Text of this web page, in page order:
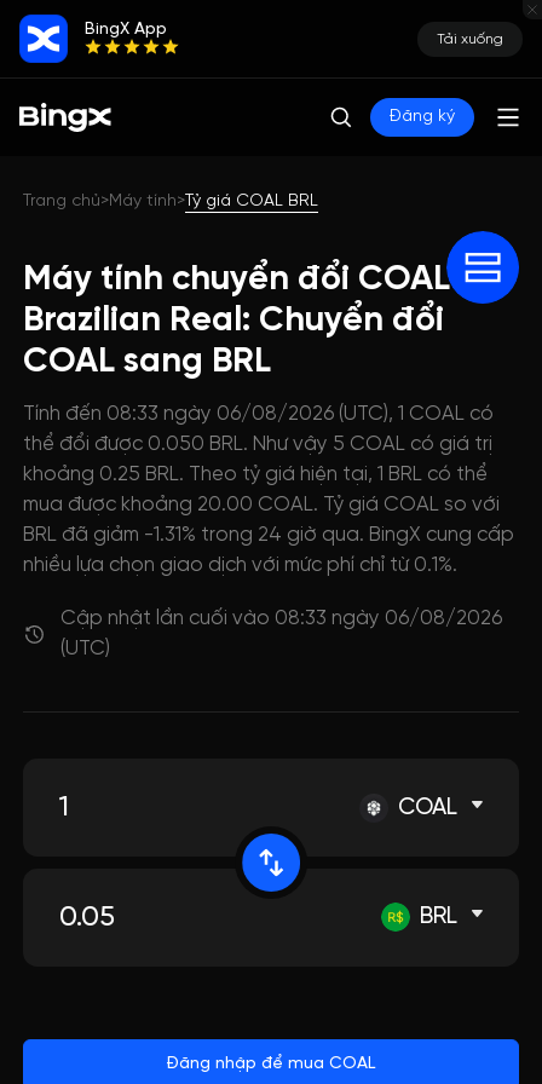
BingX App
Tải xuống
Đăng ký
Trang chủ>Máy tính>Tỷ giá COAL BRL
Máy tính chuyển đổi COAL
Brazilian Real: Chuyển đổi
COAL sang BRL
Tính đến 08:33 ngày 06/08/2026 (UTC), 1 COAL có
thể đổi được 0.050 BRL. Như vậy 5 COAL có giá trị
khoảng 0.25 BRL. Theo tỷ giá hiện tại, 1 BRL có thể
mua được khoảng 20.00 COAL. Tỷ giá COAL so với
BRL đã giảm -1.31% trong 24 giờ qua. BingX cung cấp
nhiều lựa chọn giao dịch với mức phí chỉ từ 0.1%.
Cập nhật lần cuối vào 08:33 ngày 06/08/2026
(UTC)
COAL
BRL
Đăng nhập để mua COAL